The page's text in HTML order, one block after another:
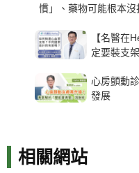
慣」、藥物可能根本沒
【名醫在
定要裝支
心房顫動
發展
相關網站